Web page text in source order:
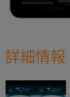
詳細情報